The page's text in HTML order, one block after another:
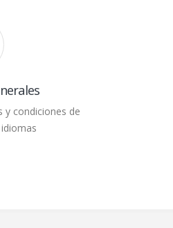
y condiciones de